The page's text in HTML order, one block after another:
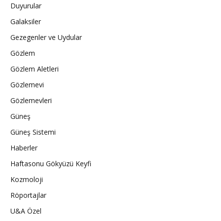
Duyurular
Galaksiler
Gezegenler ve Uydular
Gözlem
Gözlem Aletleri
Gözlemevi
Gözlemevleri
Güneş
Güneş Sistemi
Haberler
Haftasonu Gökyüzü Keyfi
Kozmoloji
Röportajlar
U&A Özel